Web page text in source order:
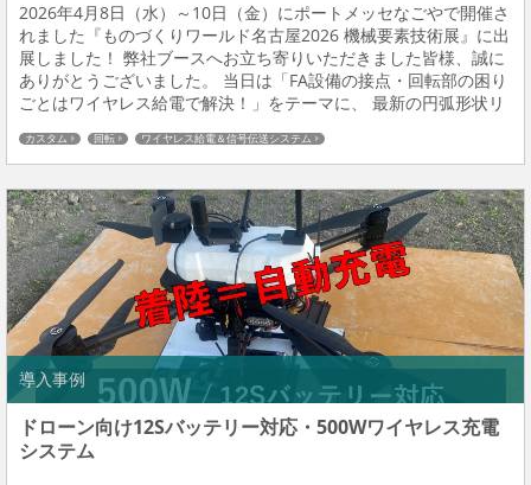
2026年4月8日（水）～10日（金）にポートメッセなごやで開催さ
れました『ものづくりワールド名古屋2026 機械要素技術展』に出
展しました！ 弊社ブースへお立ち寄りいただきました皆様、誠に
ありがとうございました。 当日は「FA設備の接点・回転部の困り
ごとはワイヤレス給電で解決！」をテーマに、 最新の円弧形状リ
も円弧形状リモートについてご...
カスタム 回転 ワイヤレス給電＆信号伝送システム
導入事例
ドローン向け12Sバッテリー対応・500Wワイヤレス充電
システム